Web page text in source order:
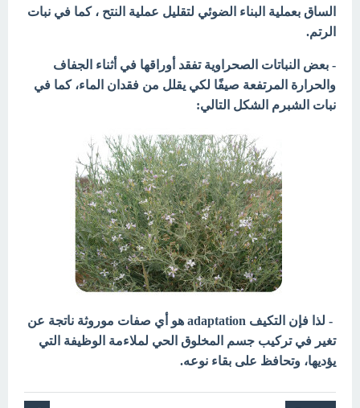
الساق بعملية البناء الضوئي لتقليل عملية النتح ، كما في نبات
الرتم.
- بعض النباتات الصحراوية تفقد أوراقها في أثناء الجفاف
والحرارة المرتفعة صيفًا لكي يقلل من فقدان الماء، كما في
نبات الشبرم الشكل التالي:
- لذا فإن التكيف adaptation هو أي صفات موروثة ناتجة عن
تغير في تركيب جسم المخلوق الحي لملاءمة الوظيفة التي
يؤديها، وتحافظ على بقاء نوعه.